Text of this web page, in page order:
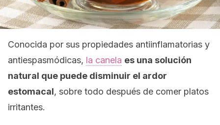
Conocida por sus propiedades antiinflamatorias y
antiespasmódicas, la canela es una solución
natural que puede disminuir el ardor
estomacal, sobre todo después de comer platos
irritantes.